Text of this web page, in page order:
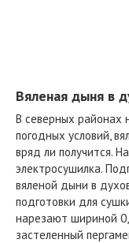
Вяленая дыня в
В северных районах
погодных условий,
вряд ли получится.
электросушилка.
вяленой дыни в
подготовки для
нарезают шириной
застеленный